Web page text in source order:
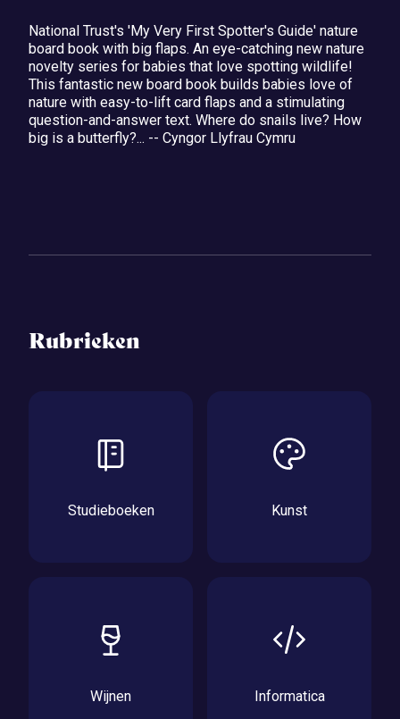
National Trust's 'My Very First Spotter's Guide' nature
board book with big flaps. An eye-catching new nature
novelty series for babies that love spotting wildlife!
This fantastic new board book builds babies love of
nature with easy-to-lift card flaps and a stimulating
question-and-answer text. Where do snails live? How
big is a butterfly?... -- Cyngor Llyfrau Cymru
Rubrieken
Studieboeken Kunst
Wijnen Informatica